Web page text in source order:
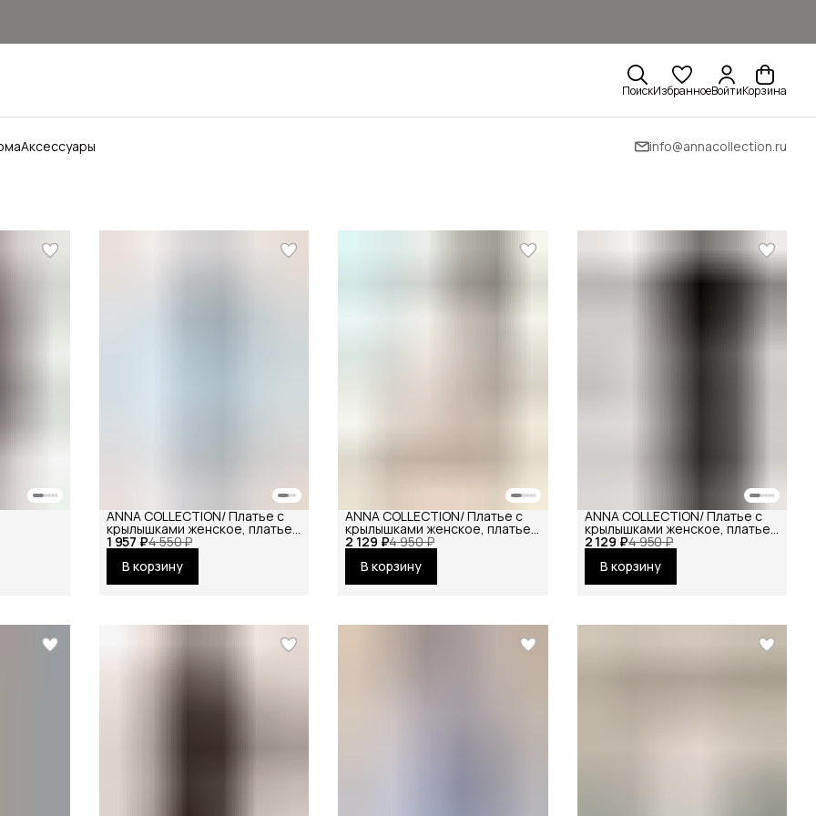
ПоискИзбранноеВойтиКорзина
Аксессуары info@annacollection.ru
1 957 ₽4 550 ₽
ANNA COLLECTION/ Платье с
крылышками женское, платье
вечернее, нарядное,
праздник
В корзину
2 129 ₽4 950 ₽
ANNA COLLECTION/ Платье с
крылышками женское, платье
вечернее, нарядное,
праздник
В корзину
2 129 ₽4 950 ₽
ANNA COLLECTION/ Платье с
крылышками женское, платье
вечернее, нарядное,
праздник
В корзину